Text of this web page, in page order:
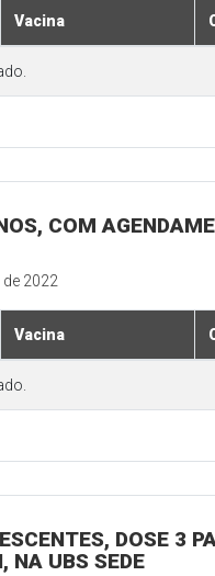
Vacina
COM
2022
Vacina
DOSE 3
NA UBS SEDE